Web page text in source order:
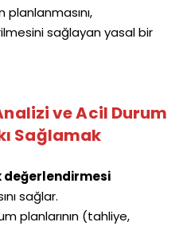
sağlayan yasal bir
ve Acil Durum
Sağlamak
değerlendirmesi
sağlar.
planlarının (tahliye,